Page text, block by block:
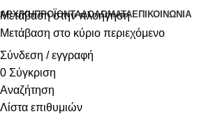
Μετάβαση στην πλοήγηση
Μετάβαση στο κύριο περιεχόμενο
ΑΡΧΙΚΉΠΡΟΪΌΝΤΑΔΟΛΏΜΑΤΑΕΠΙΚΟΙΝΩΝΊΑ
Σύνδεση / εγγραφή
0 Σύγκριση
Αναζήτηση
Λίστα επιθυμιών